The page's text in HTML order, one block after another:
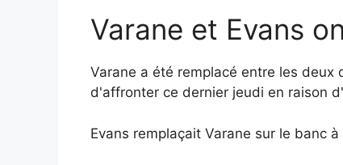
Varane et Evans
Varane a été remplacé entre les
d'affronter ce dernier jeudi en raison
Evans remplaçait Varane sur le banc